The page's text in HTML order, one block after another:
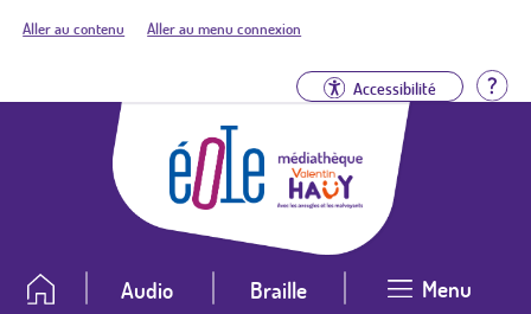
Aller au contenu Aller au menu connexion
Accessibilité
Audio Braille Menu